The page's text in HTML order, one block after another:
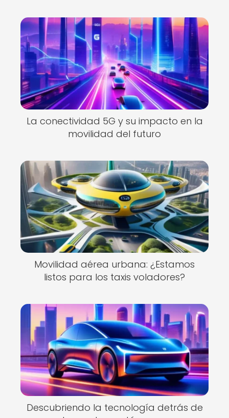
La conectividad 5G y su impacto en la
movilidad del futuro
Movilidad aérea urbana: ¿Estamos
listos para los taxis voladores?
Descubriendo la tecnología detrás de